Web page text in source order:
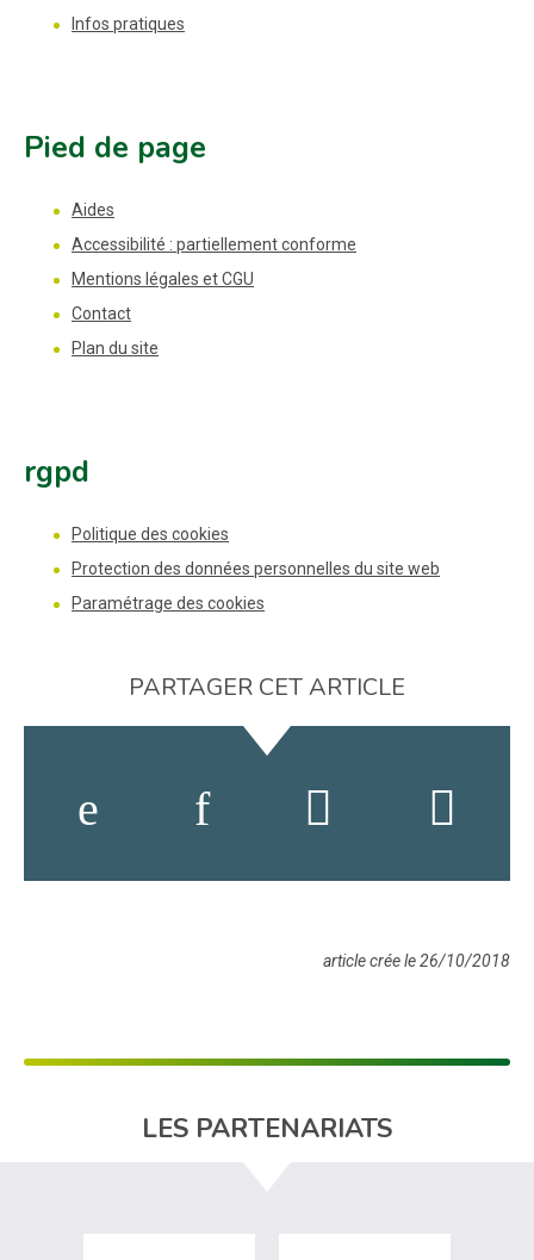
Infos pratiques
Pied de page
Aides
Accessibilité : partiellement conforme
Mentions légales et CGU
Contact
Plan du site
rgpd
Politique des cookies
Protection des données personnelles du site web
Paramétrage des cookies
PARTAGER CET ARTICLE
article crée le 26/10/2018
LES PARTENARIATS